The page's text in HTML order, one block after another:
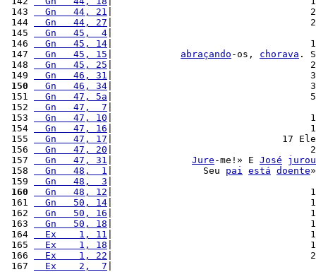
143
  Gn   44, 21
|
144
  Gn   44, 27
|
145
  Gn   45,  4
146
  Gn   45, 14
|
147
  Gn   45, 15
abraçando -os, chorava .
148
  Gn   45, 25
|
149
  Gn   46, 31
|
150
  Gn   46, 34
|
151
  Gn   47, 5a
|
152
  Gn   47,  7
153
  Gn   47, 10
|
154
  Gn   47, 16
|
155
  Gn   47, 17
|                              17
156
  Gn   47, 20
|
157
  Gn   47, 31
Jure -me!» E José
jurou
158
  Gn   48,  1
|                Seu pai está doente
159
  Gn   48,  3
160
  Gn   48, 12
|
161
  Gn   50, 14
|
162
  Gn   50, 16
|
163
  Gn   50, 18
|
164
  Ex    1, 11
|
165
  Ex    1, 18
|
166
  Ex    1, 22
|
167
  Ex    2,  7